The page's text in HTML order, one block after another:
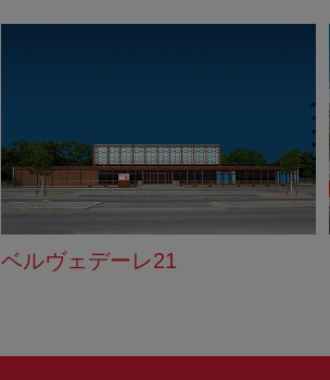
ベルヴェデーレ21